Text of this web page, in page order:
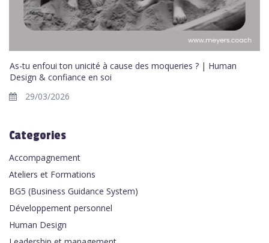
As-tu enfoui ton unicité à cause des moqueries ? | Human
Design & confiance en soi
29/03/2026
Categories
Accompagnement
Ateliers et Formations
BG5 (Business Guidance System)
Développement personnel
Human Design